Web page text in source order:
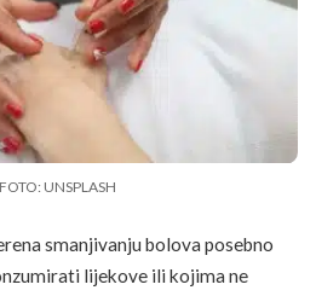
FOTO: UNSPLASH
smanjivanju bolova posebno
lijekove ili kojima ne